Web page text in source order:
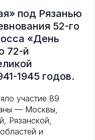
под Рязанью
52-го
«День
72-й
1945 годов.
участие 89
— Москвы,
Рязанской,
и